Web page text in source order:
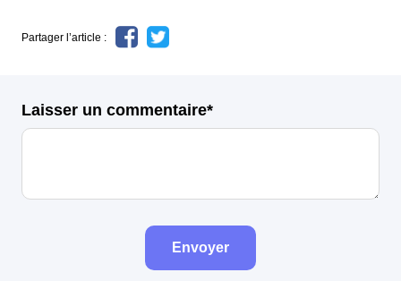
Partager l’article :
Laisser un commentaire*
Envoyer